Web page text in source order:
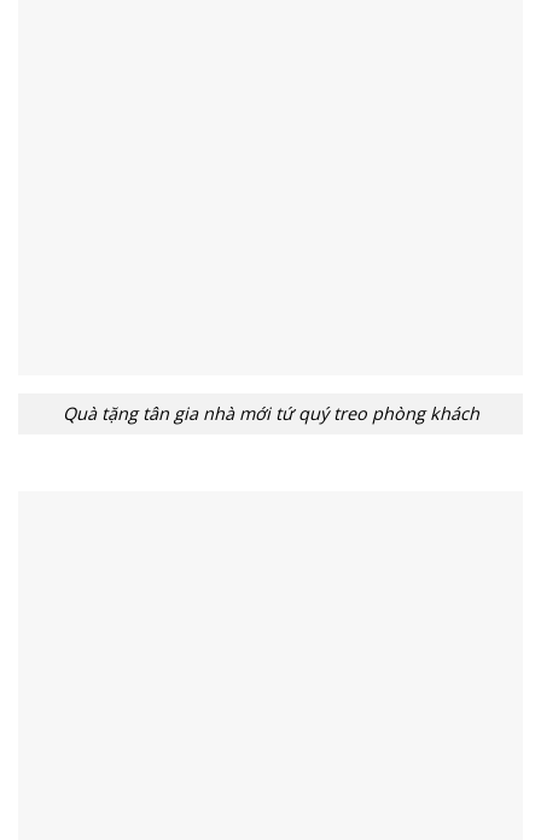
Quà tặng tân gia nhà mới tứ quý treo phòng khách